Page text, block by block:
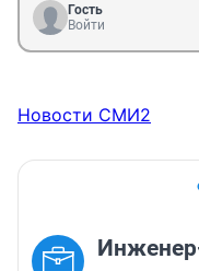
Гость
Войти
Новости СМИ2